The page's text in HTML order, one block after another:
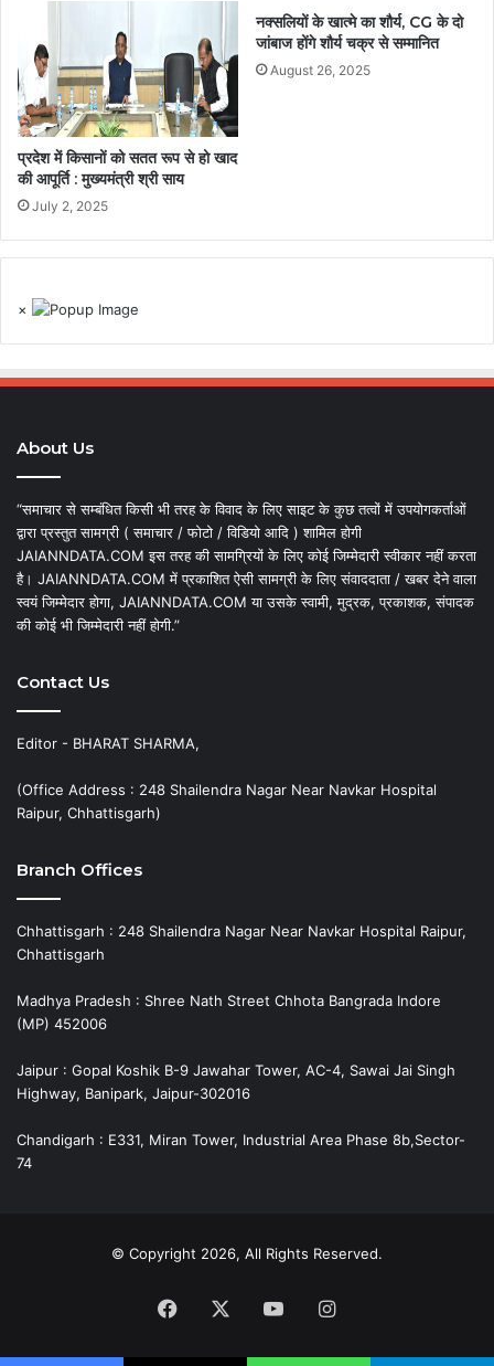
प्रदेश में किसानों को सतत रूप से हो खाद
की आपूर्ति : मुख्यमंत्री श्री साय
July 2, 2025
नक्सलियों के खात्मे का शौर्य, CG के दो
जांबाज होंगे शौर्य चक्र से सम्मानित
August 26, 2025
×
About Us
“समाचार से सम्बंधित किसी भी तरह के विवाद के लिए साइट के कुछ तत्वों में उपयोगकर्ताओं
द्वारा प्रस्तुत सामग्री ( समाचार / फोटो / विडियो आदि ) शामिल होगी
JAIANNDATA.COM इस तरह की सामग्रियों के लिए कोई जिम्मेदारी स्वीकार नहीं करता
है। JAIANNDATA.COM में प्रकाशित ऐसी सामग्री के लिए संवाददाता / खबर देने वाला
स्वयं जिम्मेदार होगा, JAIANNDATA.COM या उसके स्वामी, मुद्रक, प्रकाशक, संपादक
की कोई भी जिम्मेदारी नहीं होगी.”
Contact Us
Editor - BHARAT SHARMA,
(Office Address : 248 Shailendra Nagar Near Navkar Hospital
Raipur, Chhattisgarh)
Branch Offices
Chhattisgarh : 248 Shailendra Nagar Near Navkar Hospital Raipur,
Chhattisgarh
Madhya Pradesh : Shree Nath Street Chhota Bangrada Indore
(MP) 452006
Jaipur : Gopal Koshik B-9 Jawahar Tower, AC-4, Sawai Jai Singh
Highway, Banipark, Jaipur-302016
Chandigarh : E331, Miran Tower, Industrial Area Phase 8b,Sector-
74
© Copyright 2026, All Rights Reserved.
Facebook YouTubeInstagram